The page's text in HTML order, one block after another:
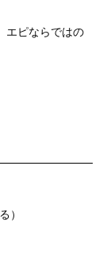
エピならではの
）